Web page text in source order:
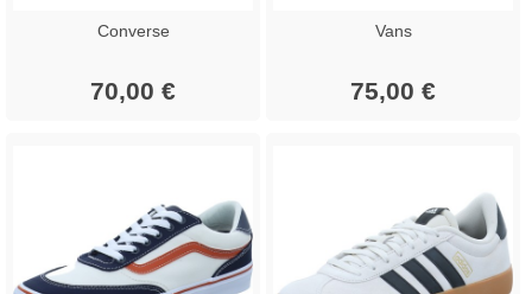
Converse
70,00 €
Vans
75,00 €